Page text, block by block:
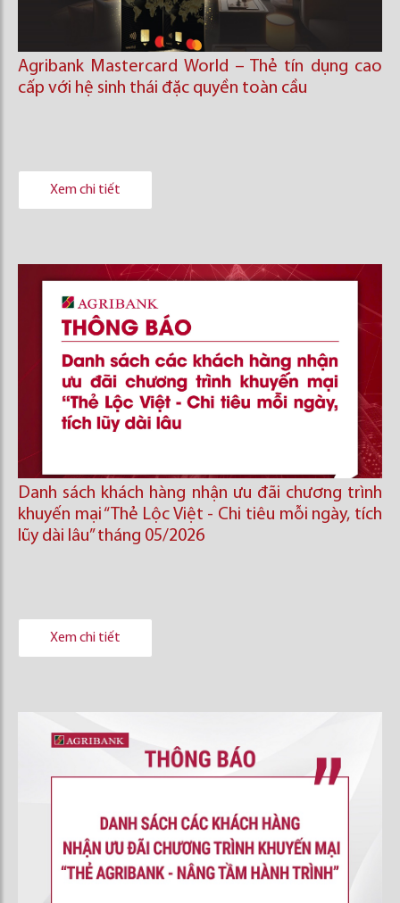
Agribank Mastercard World – Thẻ tín dụng cao
cấp với hệ sinh thái đặc quyền toàn cầu
Xem chi tiết
Danh sách khách hàng nhận ưu đãi chương trình
khuyến mại “Thẻ Lộc Việt - Chi tiêu mỗi ngày, tích
lũy dài lâu” tháng 05/2026
Xem chi tiết